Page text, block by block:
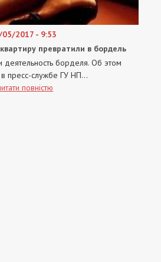
05/2017 - 9:53
превратили в бордель
борделя. Об этом
пресс-службе ГУ НП...
повністю